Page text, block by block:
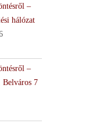
–
hálózat
–
Belváros 7